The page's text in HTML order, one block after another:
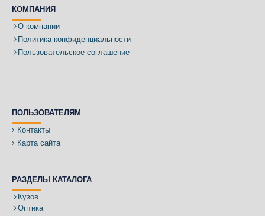
КОМПАНИЯ
О компании
Политика конфиденциальности
Пользовательское соглашение
ПОЛЬЗОВАТЕЛЯМ
Контакты
Карта сайта
РАЗДЕЛЫ КАТАЛОГА
Кузов
Оптика